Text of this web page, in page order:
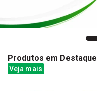
Produtos em Destaque
Veja mais